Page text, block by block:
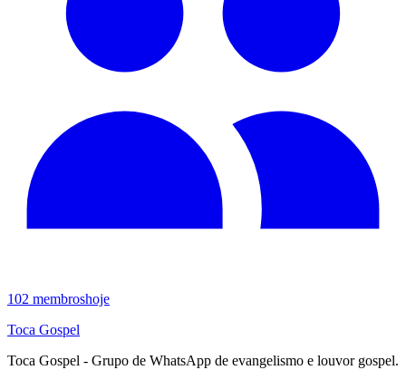
102 membroshoje
Toca Gospel
Toca Gospel - Grupo de WhatsApp de evangelismo e louvor gospel.